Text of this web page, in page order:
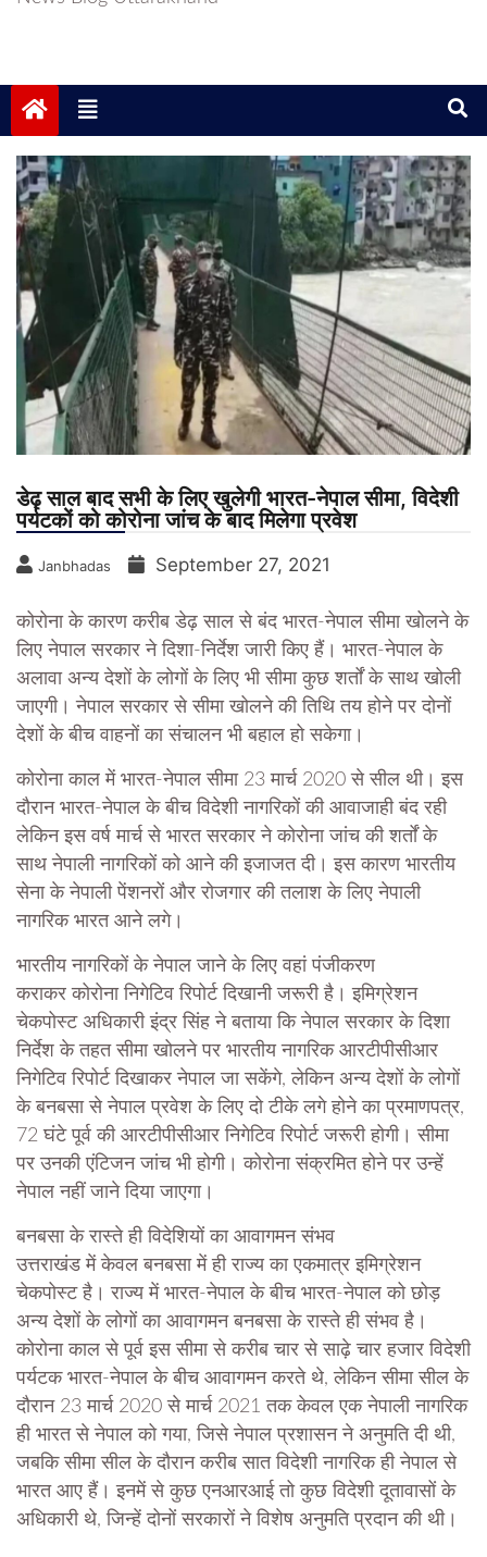
डेढ़ साल बाद सभी के लिए खुलेगी भारत-नेपाल सीमा, विदेशी
पर्यटकों को कोरोना जांच के बाद मिलेगा प्रवेश
Janbhadas September 27, 2021
कोरोना के कारण करीब डेढ़ साल से बंद भारत-नेपाल सीमा खोलने के
लिए नेपाल सरकार ने दिशा-निर्देश जारी किए हैं। भारत-नेपाल के
अलावा अन्य देशों के लोगों के लिए भी सीमा कुछ शर्तों के साथ खोली
जाएगी। नेपाल सरकार से सीमा खोलने की तिथि तय होने पर दोनों
देशों के बीच वाहनों का संचालन भी बहाल हो सकेगा।
कोरोना काल में भारत-नेपाल सीमा 23 मार्च 2020 से सील थी। इस
दौरान भारत-नेपाल के बीच विदेशी नागरिकों की आवाजाही बंद रही
लेकिन इस वर्ष मार्च से भारत सरकार ने कोरोना जांच की शर्तों के
साथ नेपाली नागरिकों को आने की इजाजत दी। इस कारण भारतीय
सेना के नेपाली पेंशनरों और रोजगार की तलाश के लिए नेपाली
नागरिक भारत आने लगे।
भारतीय नागरिकों के नेपाल जाने के लिए वहां पंजीकरण
कराकर कोरोना निगेटिव रिपोर्ट दिखानी जरूरी है। इमिग्रेशन
चेकपोस्ट अधिकारी इंद्र सिंह ने बताया कि नेपाल सरकार के दिशा
निर्देश के तहत सीमा खोलने पर भारतीय नागरिक आरटीपीसीआर
निगेटिव रिपोर्ट दिखाकर नेपाल जा सकेंगे, लेकिन अन्य देशों के लोगों
के बनबसा से नेपाल प्रवेश के लिए दो टीके लगे होने का प्रमाणपत्र,
72 घंटे पूर्व की आरटीपीसीआर निगेटिव रिपोर्ट जरूरी होगी। सीमा
पर उनकी एंटिजन जांच भी होगी। कोरोना संक्रमित होने पर उन्हें
नेपाल नहीं जाने दिया जाएगा।
बनबसा के रास्ते ही विदेशियों का आवागमन संभव
उत्तराखंड में केवल बनबसा में ही राज्य का एकमात्र इमिग्रेशन
चेकपोस्ट है। राज्य में भारत-नेपाल के बीच भारत-नेपाल को छोड़
अन्य देशों के लोगों का आवागमन बनबसा के रास्ते ही संभव है।
कोरोना काल से पूर्व इस सीमा से करीब चार से साढ़े चार हजार विदेशी
पर्यटक भारत-नेपाल के बीच आवागमन करते थे, लेकिन सीमा सील के
दौरान 23 मार्च 2020 से मार्च 2021 तक केवल एक नेपाली नागरिक
ही भारत से नेपाल को गया, जिसे नेपाल प्रशासन ने अनुमति दी थी,
जबकि सीमा सील के दौरान करीब सात विदेशी नागरिक ही नेपाल से
भारत आए हैं। इनमें से कुछ एनआरआई तो कुछ विदेशी दूतावासों के
अधिकारी थे, जिन्हें दोनों सरकारों ने विशेष अनुमति प्रदान की थी।